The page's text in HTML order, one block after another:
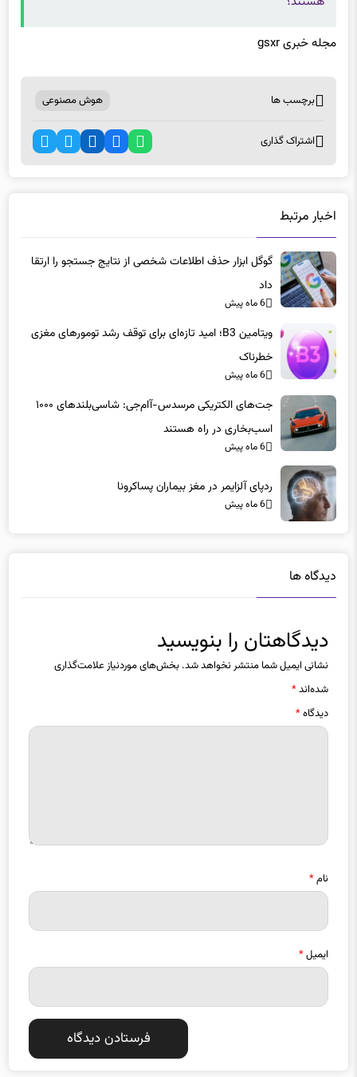
گوگل ابزار حذف اطلاعات شخصی از نتایج جستجو را ارتقا
داد
6 ماه پیش
خطرناک
6 ماه پیش
اسب‌بخاری در راه هستند
6 ماه پیش
نشانی ایمیل شما منتشر نخواهد شد.بخش‌های موردنیاز علامت‌گذاری
شده‌اند*
دیدگاه*
ایمیل*